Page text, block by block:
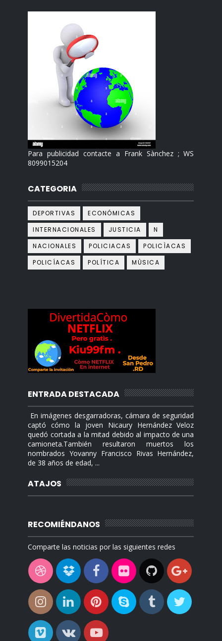
Para publicidad contacte a Frank Sànchez ; WS
8099015204
CATEGORIA
DEPORTIVAS
ECONÓMICAS
INTERNACIONALES
JUSTICIA
N
NACIONALES
POLICIACAS
POLICÌACAS
POLICÍACAS
POLÍTICA MÙSICA
ENTRADA DESTACADA
En imágenes desgarradoras, cámara de seguridad
captó cómo la joven Nicaury Hernández Veloz
quedó cortada a la mitad debido al impacto de una
camioneta.También resultaron muertos los
nombrados Yovanny Francisco Rivas Hernández,
de 38 años de edad, ...
ATAJOS
RECOMIÉNDANOS
Comparte las noticias por las siguientes redes